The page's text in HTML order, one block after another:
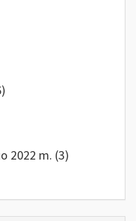
2022 m. (3)